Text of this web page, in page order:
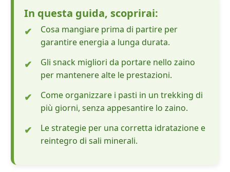
In questa guida, scoprirai:
Cosa mangiare prima di partire per
garantire energia a lunga durata.
Gli snack migliori da portare nello zaino
per mantenere alte le prestazioni.
Come organizzare i pasti in un trekking di
più giorni, senza appesantire lo zaino.
Le strategie per una corretta idratazione e
reintegro di sali minerali.